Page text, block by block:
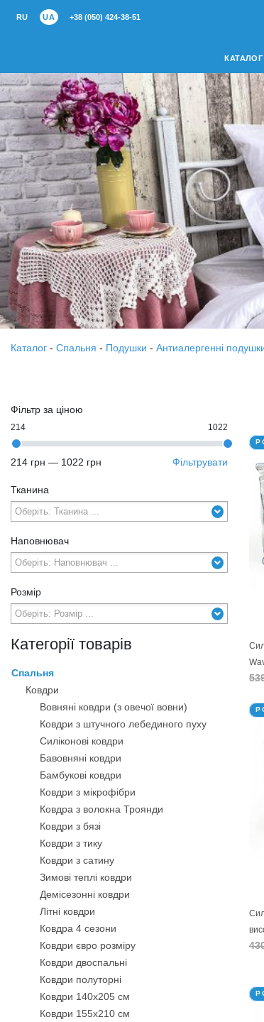
RU UA +38 (050) 424-38-51
КАТАЛОГ
Каталог - Спальня - Подушки - Антиалергенні
Фільтр за ціною
214 1022
214 грн — 1022 грн Фільтрувати
Тканина
Наповнювач
Розмір
Категорії товарів
Спальня
Ковдри
Вовняні ковдри (з овечої вовни)
Ковдри з штучного лебединого пуху
Силіконові ковдри
Бавовняні ковдри
Бамбукові ковдри
Ковдри з мікрофібри
Ковдра з волокна Троянди
Ковдри з бязі
Ковдри з тику
Ковдри з сатину
Зимові теплі ковдри
Демісезонні ковдри
Літні ковдри
Ковдра 4 сезони
Ковдри євро розміру
Ковдри двоспальні
Ковдри полуторні
Ковдри 140х205 см
Ковдри 155х210 см